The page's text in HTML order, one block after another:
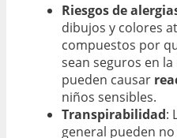
Riesgos de
dibujos y colores
compuestos por
sean seguros en
pueden causar
niños sensibles.
Transpirabilidad:
general pueden